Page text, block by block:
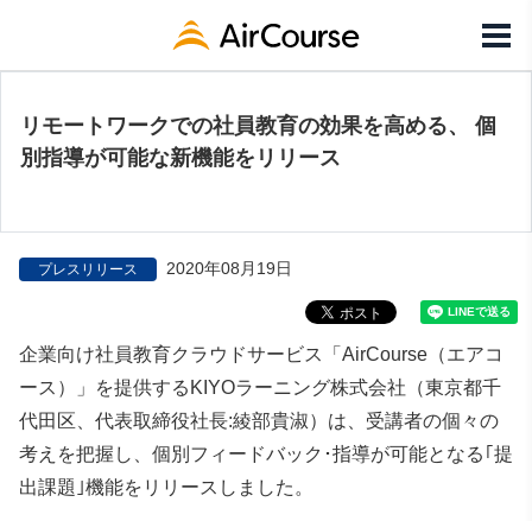
リモートワークでの社員教育の効果を高める、 個
別指導が可能な新機能をリリース
プレスリリース 2020年08月19日
企業向け社員教育クラウドサービス「AirCourse（エアコ
ース）」を提供するKIYOラーニング株式会社（東京都千
代田区、代表取締役社長:綾部貴淑）は、受講者の個々の
考えを把握し、個別フィードバック･指導が可能となる｢提
出課題｣機能をリリースしました。